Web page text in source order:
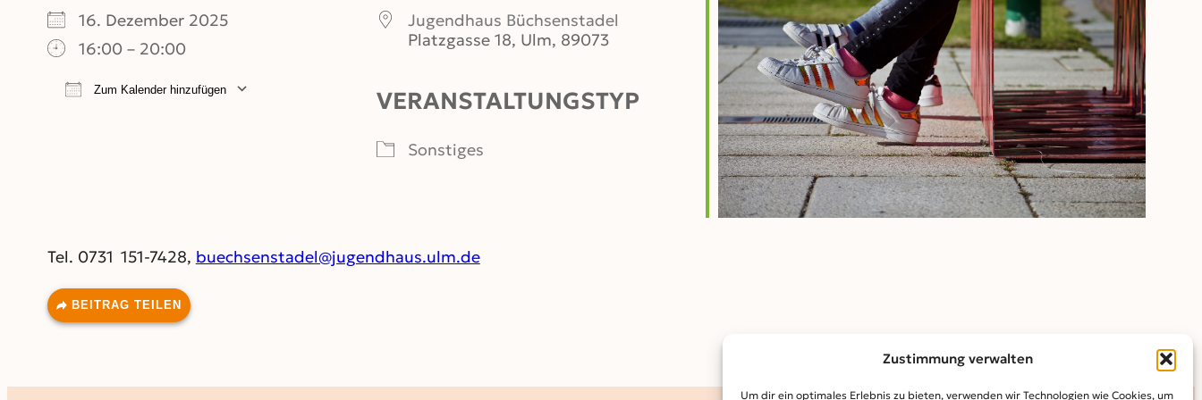
Zustimmung verwalten
Um dir ein optimales Erlebnis zu bieten, verwenden wir Technologien wie Cookies, um
16. Dezember 2025
16:00 – 20:00
Zum Kalender hinzufügen
Office 365 Outlook Live
Jugendhaus Büchsenstadel
Platzgasse 18, Ulm, 89073
VERANSTALTUNGSTYP
Sonstiges
Tel. 0731 151-7428, buechsenstadel@jugendhaus.ulm.de
BEITRAG TEILEN